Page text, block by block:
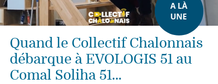
A LÀ
UNE
Quand le Collectif Chalonnais
débarque à EVOLOGIS 51 au
Comal Soliha 51…